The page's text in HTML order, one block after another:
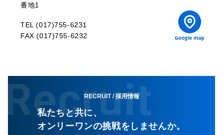
番地1
TEL (017)755-6231
FAX (017)755-6232
Recruit
RECRUIT/ 採用情報
私たちと共に、
オンリーワンの挑戦をしませんか。